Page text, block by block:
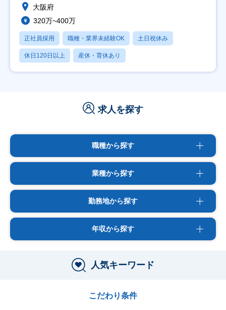
大阪府
320万~400万
正社員採用 職種・業界未経験OK 土日祝休み
休日120日以上 産休・育休あり
求人を探す
職種から探す
業種から探す
勤務地から探す
年収から探す
人気キーワード
こだわり条件